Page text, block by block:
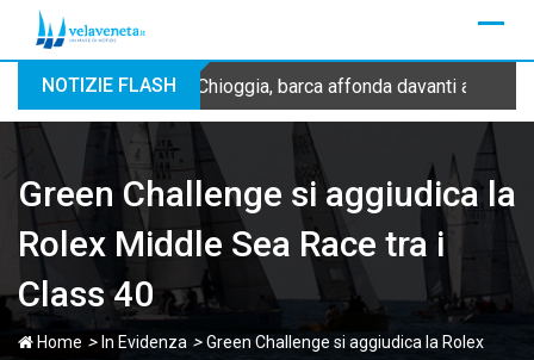
NOTIZIE FLASH Chioggia, barca affonda davanti alla
Green Challenge si aggiudica la
Rolex Middle Sea Race tra i
Class 40
Home > In Evidenza >Green Challenge si aggiudica la Rolex